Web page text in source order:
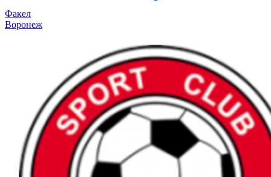
Факел
Воронеж